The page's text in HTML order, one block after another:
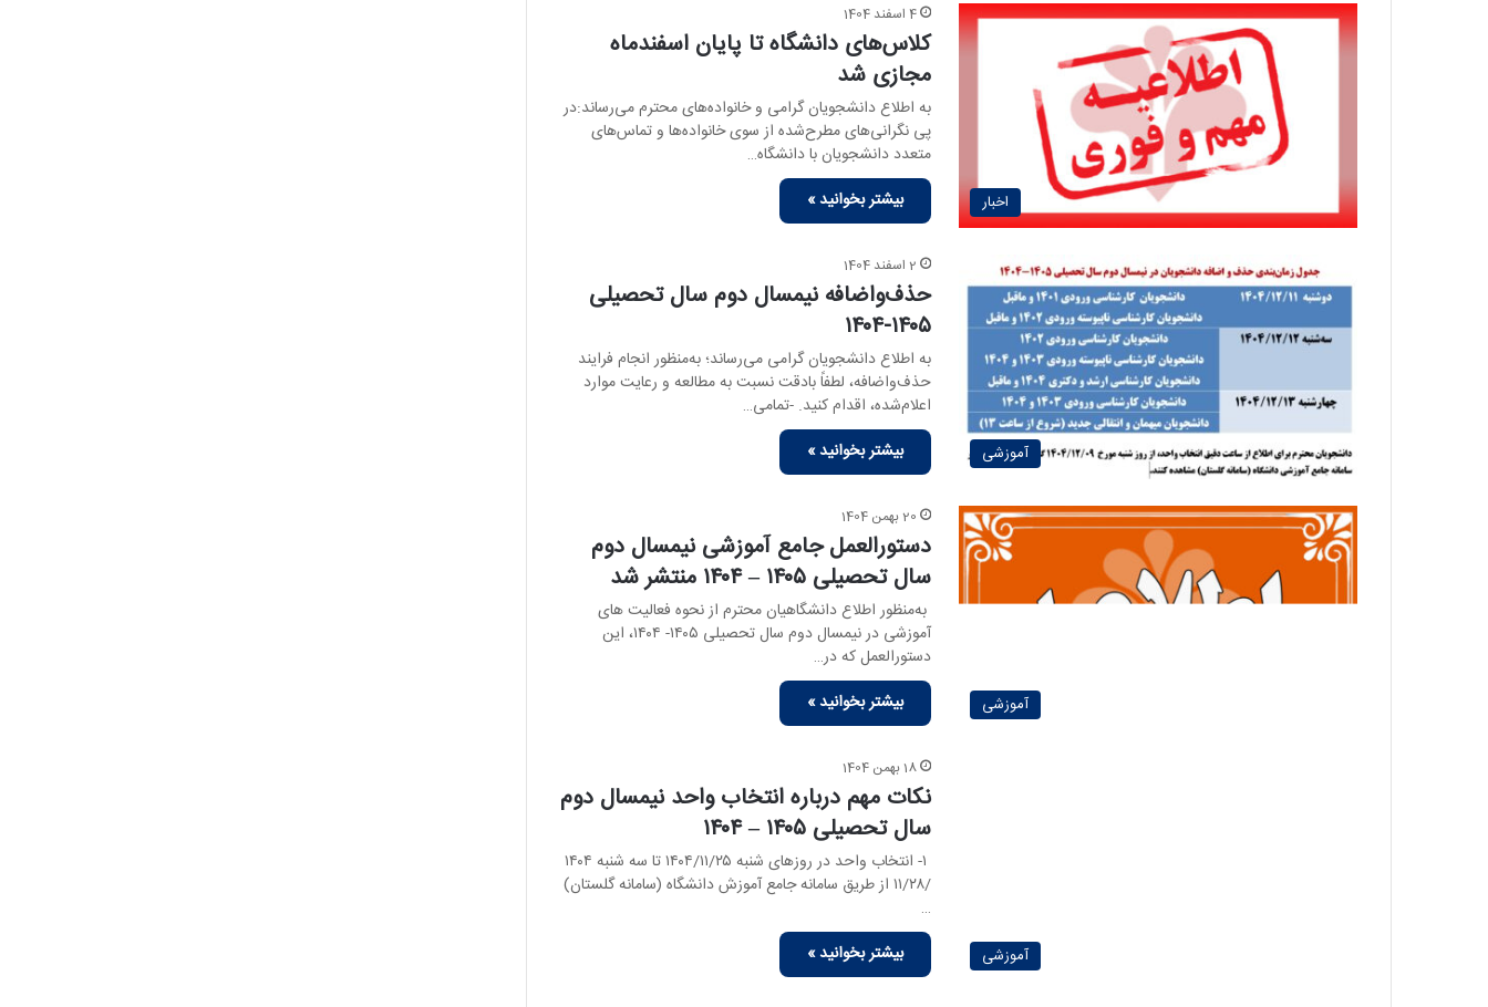
اخبار
4 اسفند 1404
کلاس‌های دانشگاه تا پایان اسفندماه
مجازی شد
به اطلاع دانشجویان گرامی و خانواده‌های محترم می‌رساند:در
پی نگرانی‌های مطرح‌شده از سوی خانواده‌ها و تماس‌های
متعدد دانشجویان با دانشگاه…
بیشتر بخوانید »
آموزشی
2 اسفند 1404
حذف‌واضافه نیمسال دوم سال تحصیلی
۱۴۰۵-۱۴۰۴
به اطلاع دانشجویان گرامی می‌رساند؛ به‌منظور انجام فرایند
حذف‌واضافه، لطفاً بادقت نسبت به مطالعه و رعایت موارد
اعلام‌شده، اقدام کنید. -تمامی…
بیشتر بخوانید »
آموزشی
20 بهمن 1404
دستورالعمل جامع آموزشی نیمسال دوم
سال تحصیلی ۱۴۰۵ – ۱۴۰۴ منتشر شد
به‌منظور اطلاع دانشگاهیان محترم از نحوه فعالیت‏ های
آموزشی در نیمسال دوم سال تحصیلی ۱۴۰۵- ۱۴۰۴، این
دستورالعمل که در…
بیشتر بخوانید »
آموزشی
18 بهمن 1404
نکات مهم درباره انتخاب واحد نیمسال دوم
سال تحصیلی ۱۴۰۵ – ۱۴۰۴
۱- انتخاب واحد در روزهای شنبه ۱۴۰۴/۱۱/۲۵ تا سه ‏شنبه ۱۴۰۴
/۱۱/۲۸ از طریق سامانه جامع آموزش دانشگاه (سامانه گلستان)
…
بیشتر بخوانید »